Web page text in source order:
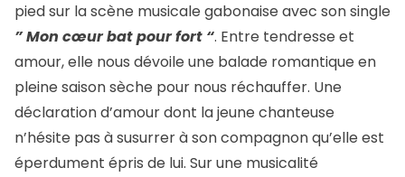
pied sur la scène musicale gabonaise avec son single
” Mon cœur bat pour fort “. Entre tendresse et
amour, elle nous dévoile une balade romantique en
pleine saison sèche pour nous réchauffer. Une
déclaration d’amour dont la jeune chanteuse
n’hésite pas à susurrer à son compagnon qu’elle est
éperdument épris de lui. Sur une musicalité